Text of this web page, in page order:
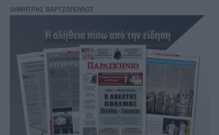
ΔΗΜΗΤΡΗΣ ΒΑΡΤΖΟΠΟΥΛΟΣ